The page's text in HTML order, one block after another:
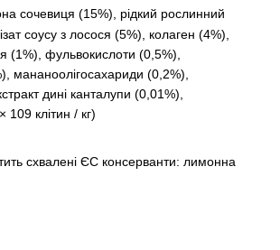
сочевиця (15%), рідкий рослинний
соусу з лосося (5%), колаген (4%),
(1%), фульвокислоти (0,5%),
мананоолігосахариди (0,2%),
дині канталупи (0,01%),
клітин / кг)
схвалені ЄС консерванти: лимонна